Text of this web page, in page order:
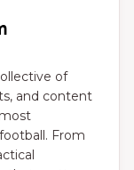
of
and content
From